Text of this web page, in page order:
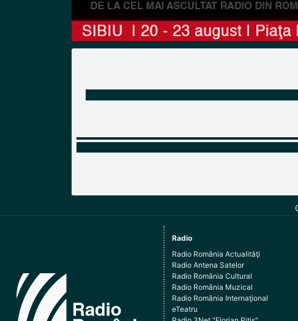
Radio
Radio România Actualităţi
Radio Antena Satelor
Radio România Cultural
Radio România Muzical
Radio România Internaţional
eTeatru